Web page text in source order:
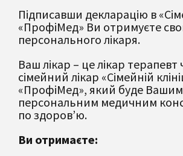
Підписавши декларацію в
«ПрофіМед» Ви отримуєте
персонального лікаря.
Ваш лікар – це лікар терапевт
сімейний лікар «Сімейній
«ПрофіМед», який буде Вашим
персональним медичним
по здоров’ю.
Ви отримаєте: